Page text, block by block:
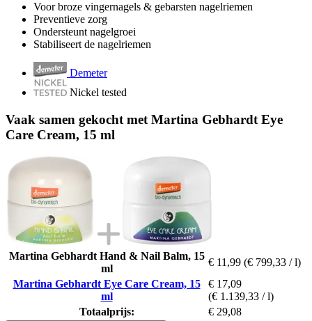
Voor broze vingernagels & gebarsten nagelriemen
Preventieve zorg
Ondersteunt nagelgroei
Stabiliseert de nagelriemen
Demeter
Nickel tested
Vaak samen gekocht met Martina Gebhardt Eye
Care Cream, 15 ml
Martina Gebhardt Hand & Nail Balm, 15
ml
€ 11,99 (€ 799,33 / l)
Martina Gebhardt Eye Care Cream, 15
ml
€ 17,09
(€ 1.139,33 / l)
Totaalprijs:
€ 29,08